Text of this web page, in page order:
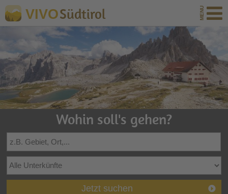
VIVOSüdtirol
Wohin soll's gehen?
Jetzt suchen